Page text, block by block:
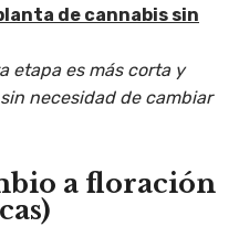
de cannabis sin
etapa es más corta y
necesidad de cambiar
a floración